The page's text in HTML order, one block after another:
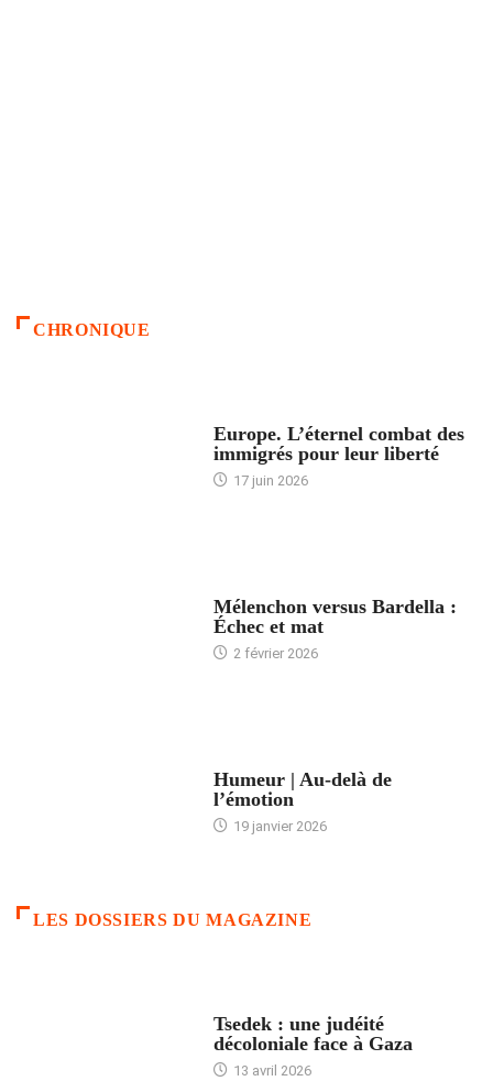
CHRONIQUE
Europe. L’éternel combat des
immigrés pour leur liberté
17 juin 2026
Mélenchon versus Bardella :
Échec et mat
2 février 2026
Humeur | Au-delà de
l’émotion
19 janvier 2026
LES DOSSIERS DU MAGAZINE
Tsedek : une judéité
décoloniale face à Gaza
13 avril 2026